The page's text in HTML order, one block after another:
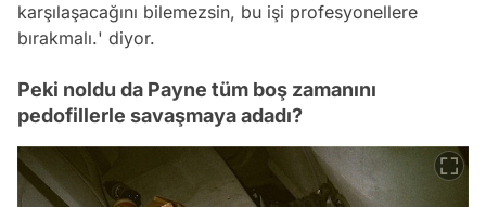
karşılaşacağını bilemezsin, bu işi profesyonellere
bırakmalı.' diyor.
Peki noldu da Payne tüm boş zamanını
pedofillerle savaşmaya adadı?